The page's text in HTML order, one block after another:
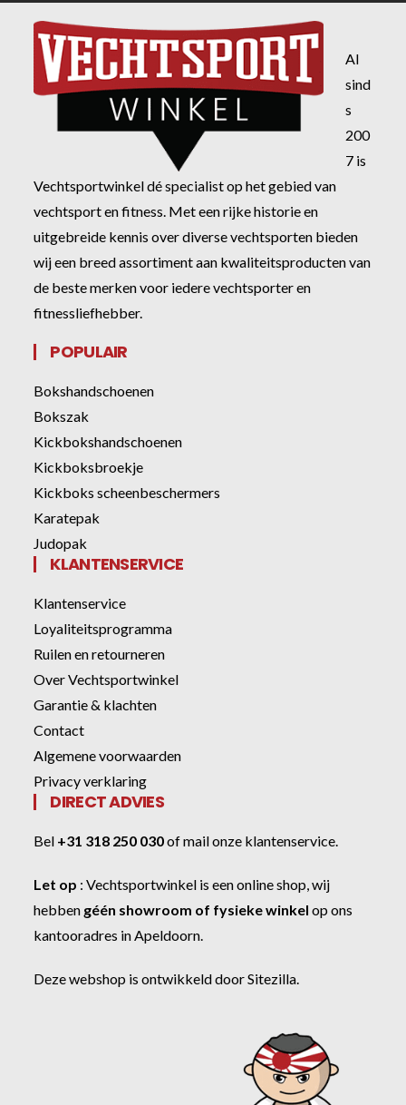
Al
sind
s
200
7 is
Vechtsportwinkel dé specialist op het gebied van
vechtsport en fitness. Met een rijke historie en
uitgebreide kennis over diverse vechtsporten bieden
wij een breed assortiment aan kwaliteitsproducten van
de beste merken voor iedere vechtsporter en
fitnessliefhebber.
POPULAIR
Bokshandschoenen
Bokszak
Kickbokshandschoenen
Kickboksbroekje
Kickboks scheenbeschermers
Karatepak
Judopak
KLANTENSERVICE
Klantenservice
Loyaliteitsprogramma
Ruilen en retourneren
Over Vechtsportwinkel
Garantie & klachten
Contact
Algemene voorwaarden
Privacy verklaring
DIRECT ADVIES
Bel +31 318 250 030ofmail onze klantenservice.
Let op :Vechtsportwinkel is een online shop, wij
hebben géén showroom of fysieke winkel op ons
kantooradres in Apeldoorn.
Deze webshop is ontwikkeld doorSitezilla.